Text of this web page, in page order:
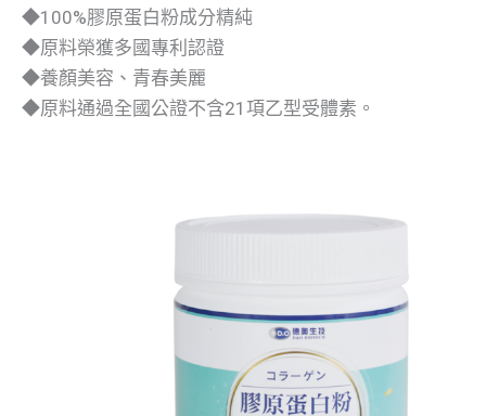
◆100%膠原蛋白粉成分精純
◆原料榮獲多國專利認證
◆養顏美容、青春美麗
◆原料通過全國公證不含21項乙型受體素。